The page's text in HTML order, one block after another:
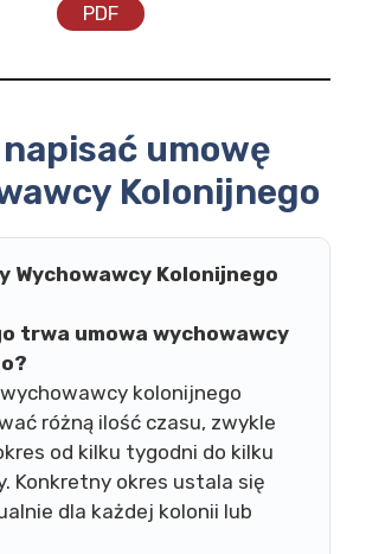
PDF
umowę
Kolonijnego
Wychowawcy Kolonijnego
trwa umowa wychowawcy
kolonijnego
różną ilość czasu, zwykle
od kilku tygodni do kilku
Konkretny okres ustala się
dla każdej kolonii lub